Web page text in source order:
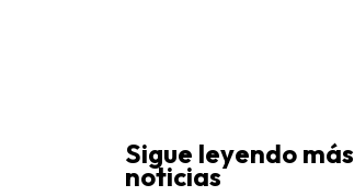
Sigue leyendo más
noticias